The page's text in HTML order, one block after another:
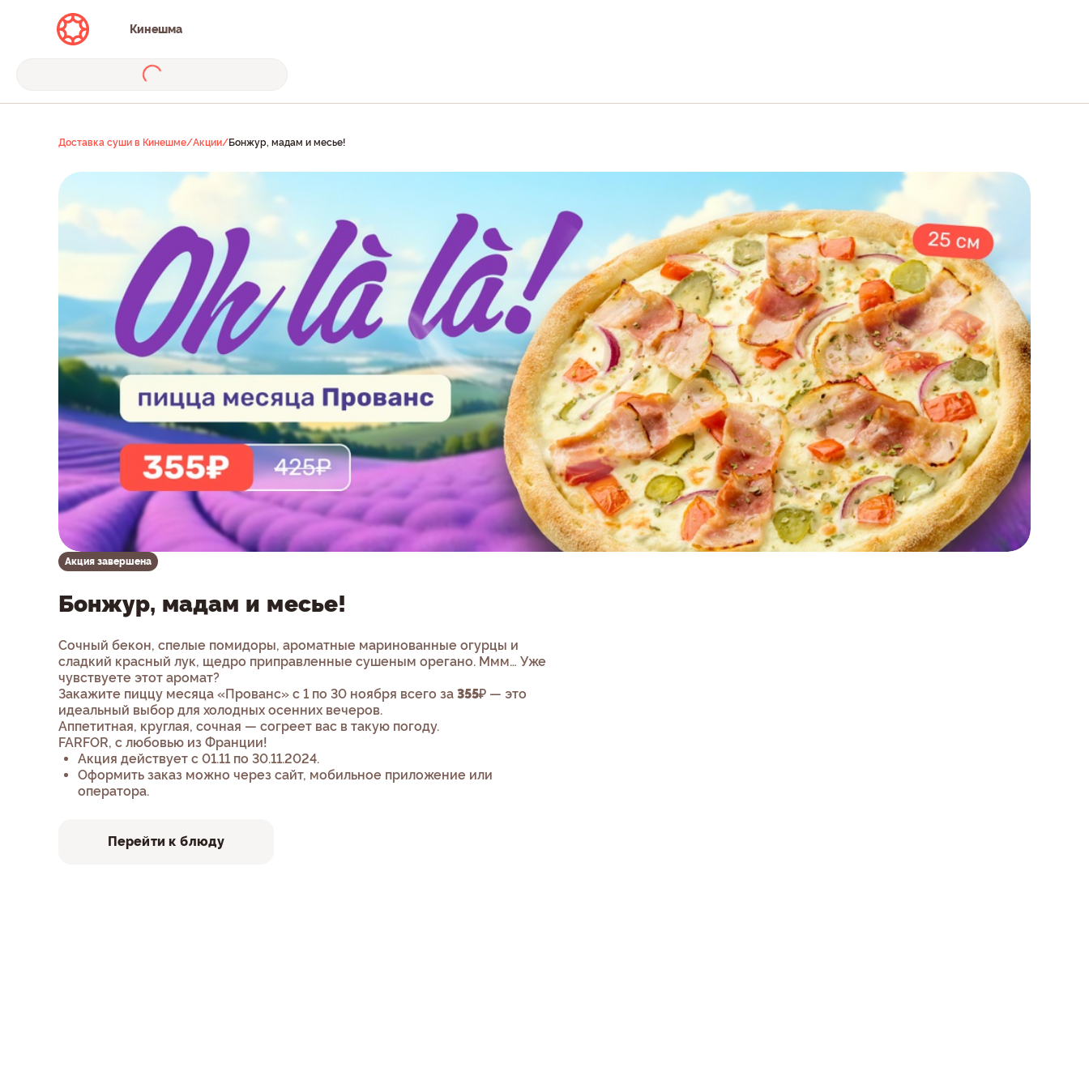
Кинешма
Доставка суши в Кинешме/Акции/Бонжур, мадам и месье!
Акция завершена
Бонжур, мадам и месье!
Сочный бекон, спелые помидоры, ароматные маринованные огурцы и
сладкий красный лук, щедро приправленные сушеным орегано. Ммм… Уже
чувствуете этот аромат?
Закажите пиццу месяца «Прованс» с 1 по 30 ноября всего за 355₽ — это
идеальный выбор для холодных осенних вечеров.
Аппетитная, круглая, сочная — согреет вас в такую погоду.
FARFOR, с любовью из Франции!
Акция действует с 01.11 по 30.11.2024.
Оформить заказ можно через сайт, мобильное приложение или
оператора.
Перейти к блюду